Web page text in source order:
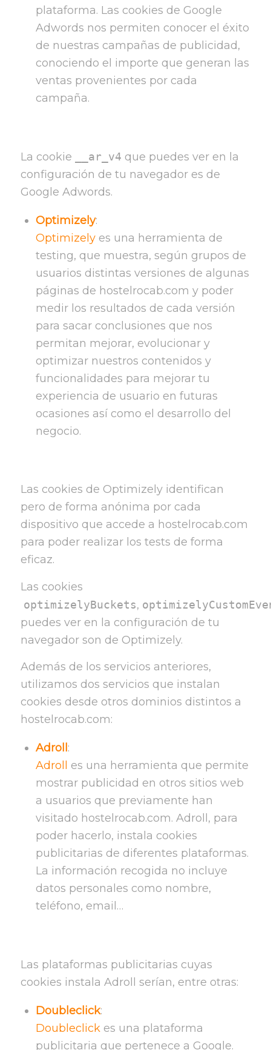
plataforma. Las cookies de Google
Adwords nos permiten conocer el éxito
de nuestras campañas de publicidad,
conociendo el importe que generan las
ventas provenientes por cada
campaña.
La cookie __ar_v4 que puedes ver en la
configuración de tu navegador es de
Google Adwords.
Optimizely:
Optimizelyes una herramienta de
testing, que muestra, según grupos de
usuarios distintas versiones de algunas
páginas de hostelrocab.com y poder
medir los resultados de cada versión
para sacar conclusiones que nos
permitan mejorar, evolucionar y
optimizar nuestros contenidos y
funcionalidades para mejorar tu
experiencia de usuario en futuras
ocasiones así como el desarrollo del
negocio.
Las cookies de Optimizely identifican
pero de forma anónima por cada
dispositivo que accede a hostelrocab.com
para poder realizar los tests de forma
eficaz.
Las cookies
optimizelyBuckets,
puedes ver en la configuración de tu
navegador son de Optimizely.
Además de los servicios anteriores,
utilizamos dos servicios que instalan
cookies desde otros dominios distintos a
hostelrocab.com:
Adroll :
Adroll
es una herramienta que permite
mostrar publicidad en otros sitios web
a usuarios que previamente han
visitado hostelrocab.com. Adroll, para
poder hacerlo, instala cookies
publicitarias de diferentes plataformas.
La información recogida no incluye
datos personales como nombre,
teléfono, email…
Las plataformas publicitarias cuyas
cookies instala Adroll serían, entre otras:
Doubleclick:
Doubleclickes una plataforma
publicitaria que pertenece a Google.